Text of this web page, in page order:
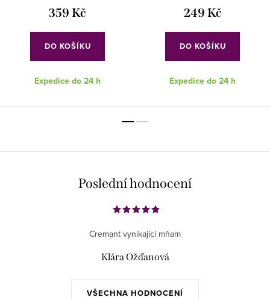
359 Kč
DO KOŠÍKU
Expedice do 24 h
249 Kč
DO KOŠÍKU
Expedice do 24 h
Poslední hodnocení
VŠECHNA HODNOCENÍ
Cremant vynikající mňam
Klára Ožďanová